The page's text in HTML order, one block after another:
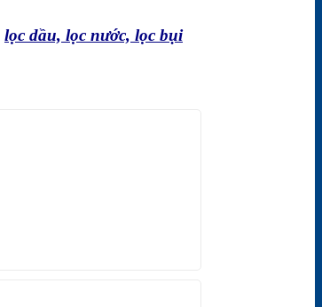
lọc dầu, lọc nước, lọc bụi